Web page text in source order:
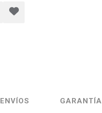
ENVÍOS GARANTÍA